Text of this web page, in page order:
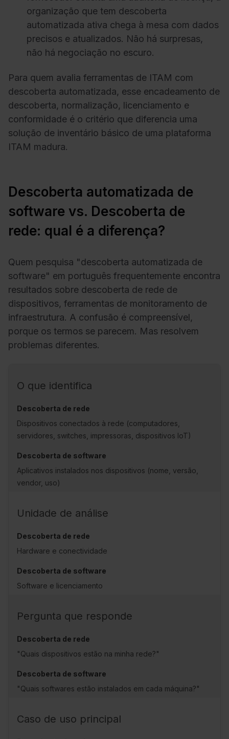
organização que tem descoberta
automatizada ativa chega à mesa com dados
precisos e atualizados. Não há surpresas,
não há negociação no escuro.
Para quem avalia ferramentas de ITAM com
descoberta automatizada, esse encadeamento de
descoberta, normalização, licenciamento e
conformidade é o critério que diferencia uma
solução de inventário básico de uma plataforma
ITAM madura.
Descoberta automatizada de
software vs. Descoberta de
rede: qual é a diferença?
Quem pesquisa "descoberta automatizada de
software" em português frequentemente encontra
resultados sobre descoberta de rede de
dispositivos, ferramentas de monitoramento de
infraestrutura. A confusão é compreensível,
porque os termos se parecem. Mas resolvem
problemas diferentes.
O que identifica
Dispositivos conectados à rede (computadores,
servidores, switches, impressoras, dispositivos IoT)
Aplicativos instalados nos dispositivos (nome, versão,
vendor, uso)
Unidade de análise
Hardware e conectividade
Software e licenciamento
Pergunta que responde
"Quais dispositivos estão na minha rede?"
"Quais softwares estão instalados em cada máquina?"
Caso de uso principal